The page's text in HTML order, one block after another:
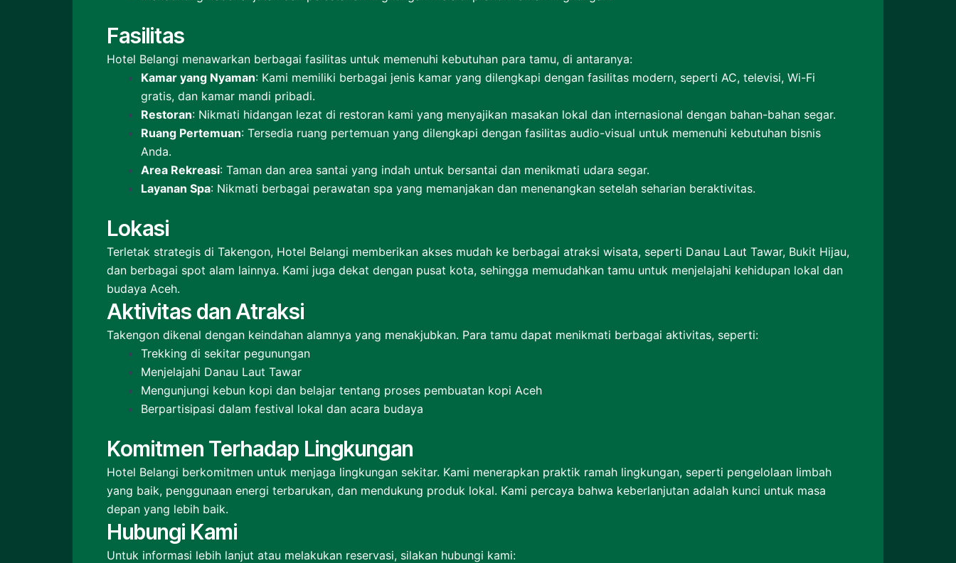
Fasilitas
Hotel Belangi menawarkan berbagai fasilitas untuk memenuhi kebutuhan para tamu, di antaranya:
Kamar yang Nyaman: Kami memiliki berbagai jenis kamar yang dilengkapi dengan fasilitas modern, seperti AC, televisi, Wi-Fi
gratis, dan kamar mandi pribadi.
Restoran: Nikmati hidangan lezat di restoran kami yang menyajikan masakan lokal dan internasional dengan bahan-bahan segar.
Ruang Pertemuan: Tersedia ruang pertemuan yang dilengkapi dengan fasilitas audio-visual untuk memenuhi kebutuhan bisnis
Anda.
Area Rekreasi: Taman dan area santai yang indah untuk bersantai dan menikmati udara segar.
Layanan Spa: Nikmati berbagai perawatan spa yang memanjakan dan menenangkan setelah seharian beraktivitas.
Lokasi
Terletak strategis di Takengon, Hotel Belangi memberikan akses mudah ke berbagai atraksi wisata, seperti Danau Laut Tawar, Bukit Hijau,
dan berbagai spot alam lainnya. Kami juga dekat dengan pusat kota, sehingga memudahkan tamu untuk menjelajahi kehidupan lokal dan
budaya Aceh.
Aktivitas dan Atraksi
Takengon dikenal dengan keindahan alamnya yang menakjubkan. Para tamu dapat menikmati berbagai aktivitas, seperti:
Trekking di sekitar pegunungan
Menjelajahi Danau Laut Tawar
Mengunjungi kebun kopi dan belajar tentang proses pembuatan kopi Aceh
Berpartisipasi dalam festival lokal dan acara budaya
Komitmen Terhadap Lingkungan
Hotel Belangi berkomitmen untuk menjaga lingkungan sekitar. Kami menerapkan praktik ramah lingkungan, seperti pengelolaan limbah
yang baik, penggunaan energi terbarukan, dan mendukung produk lokal. Kami percaya bahwa keberlanjutan adalah kunci untuk masa
depan yang lebih baik.
Hubungi Kami
Untuk informasi lebih lanjut atau melakukan reservasi, silakan hubungi kami: